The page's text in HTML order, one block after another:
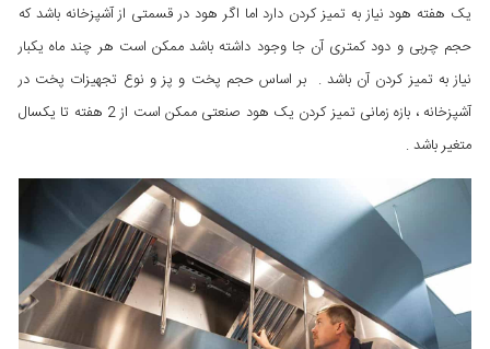
یک هفته هود نیاز به تمیز کردن دارد اما اگر هود در قسمتی از آشپزخانه باشد که
حجم چربی و دود کمتری آن جا وجود داشته باشد ممکن است هر چند ماه یکبار
نیاز به تمیز کردن آن باشد . بر اساس حجم پخت و پز و نوع تجهیزات پخت در
آشپزخانه ، بازه زمانی تمیز کردن یک هود صنعتی ممکن است از 2 هفته تا یکسال
متغیر باشد .